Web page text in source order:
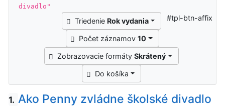
divadlo"
Triedenie Rok vydania
Počet záznamov10
Zobrazovacie formátySkrátený
Do košíka
#tpl-btn-affix
1. Ako Penny zvládne školské divadlo